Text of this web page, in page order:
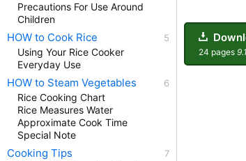
24 pages
Precautions For Use Around
Children
HOW to Cook Rice
Using Your Rice Cooker
Everyday Use
HOW to Steam Vegetables
Rice Cooking Chart
Rice Measures Water
Approximate Cook Time
Special Note
Cooking Tips